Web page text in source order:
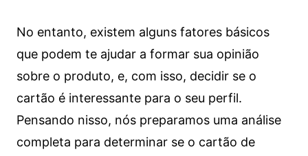
No entanto, existem alguns fatores básicos
que podem te ajudar a formar sua opinião
sobre o produto, e, com isso, decidir se o
cartão é interessante para o seu perfil.
Pensando nisso, nós preparamos uma análise
completa para determinar se o cartão de